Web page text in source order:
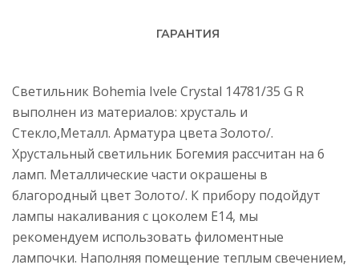
ГАРАНТИЯ
Светильник Bohemia Ivele Crystal 14781/35 G R
выполнен из материалов: хрусталь и
Стекло,Металл. Арматура цвета Золото/.
Хрустальный светильник Богемия рассчитан на 6
ламп. Металлические части окрашены в
благородный цвет Золото/. К прибору подойдут
лампы накаливания с цоколем E14, мы
рекомендуем использовать филоментные
лампочки. Наполняя помещение теплым свечением,